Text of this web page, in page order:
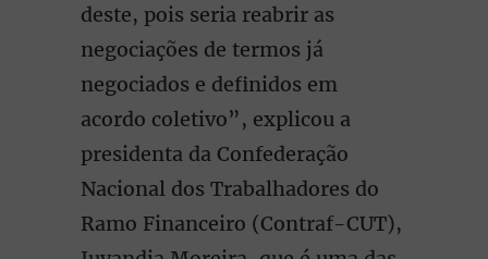
deste, pois seria reabrir as
negociações de termos já
negociados e definidos em
acordo coletivo”, explicou a
presidenta da Confederação
Nacional dos Trabalhadores do
Ramo Financeiro (Contraf-CUT),